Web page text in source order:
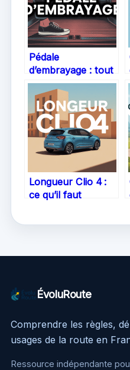
Pédale
d’embrayage : tout
ce qu’il faut savoir
pour conduire
sereinement
Longueur Clio 4 :
ce qu’il faut
ÉvoluRoute
Comprendre les règles,
usages de la route en
Ressource indépendante